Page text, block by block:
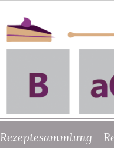
Rezeptesammlung